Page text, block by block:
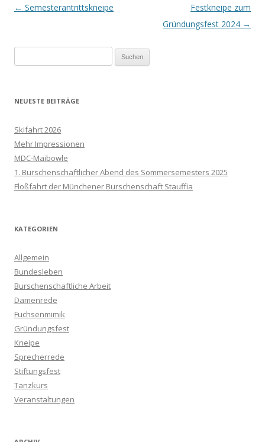
Beitrags-Navigation
← Semesterantrittskneipe
Festkneipe zum
Gründungsfest 2024 →
nach:
NEUESTE BEITRÄGE
Skifahrt 2026
Mehr Impressionen
MDC-Maibowle
1. Burschenschaftlicher Abend des Sommersemesters 2025
Floßfahrt der Münchener Burschenschaft Stauffia
KATEGORIEN
Allgemein
Bundesleben
Burschenschaftliche Arbeit
Damenrede
Fuchsenmimik
Gründungsfest
Kneipe
Sprecherrede
Stiftungsfest
Tanzkurs
Veranstaltungen